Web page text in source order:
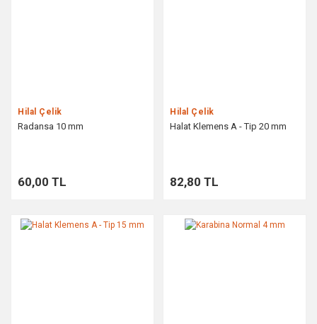
Hilal Çelik
Radansa 10 mm
60,00 TL
Hilal Çelik
Halat Klemens A - Tip 20 mm
82,80 TL